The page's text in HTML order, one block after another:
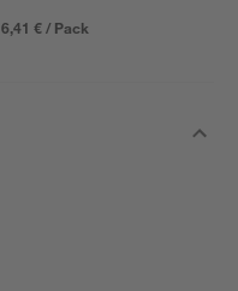
6,41 € / Pack